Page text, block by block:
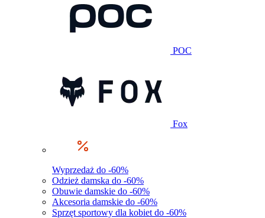
POC
Fox
Wyprzedaż do -60%
Odzież damska do -60%
Obuwie damskie do -60%
Akcesoria damskie do -60%
Sprzęt sportowy dla kobiet do -60%